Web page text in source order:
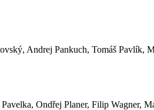
Andrej Pankuch, Tomáš Pavlík,
Ondřej Planer, Filip Wagner,